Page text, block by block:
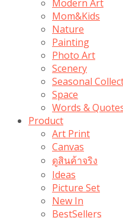
Modern Art
Mom&Kids
Nature
Painting
Photo Art
Scenery
Seasonal
Space
Words &
Product
Art Print
Canvas
ดูสินค้าจริง
Ideas
Picture Set
New In
BestSellers